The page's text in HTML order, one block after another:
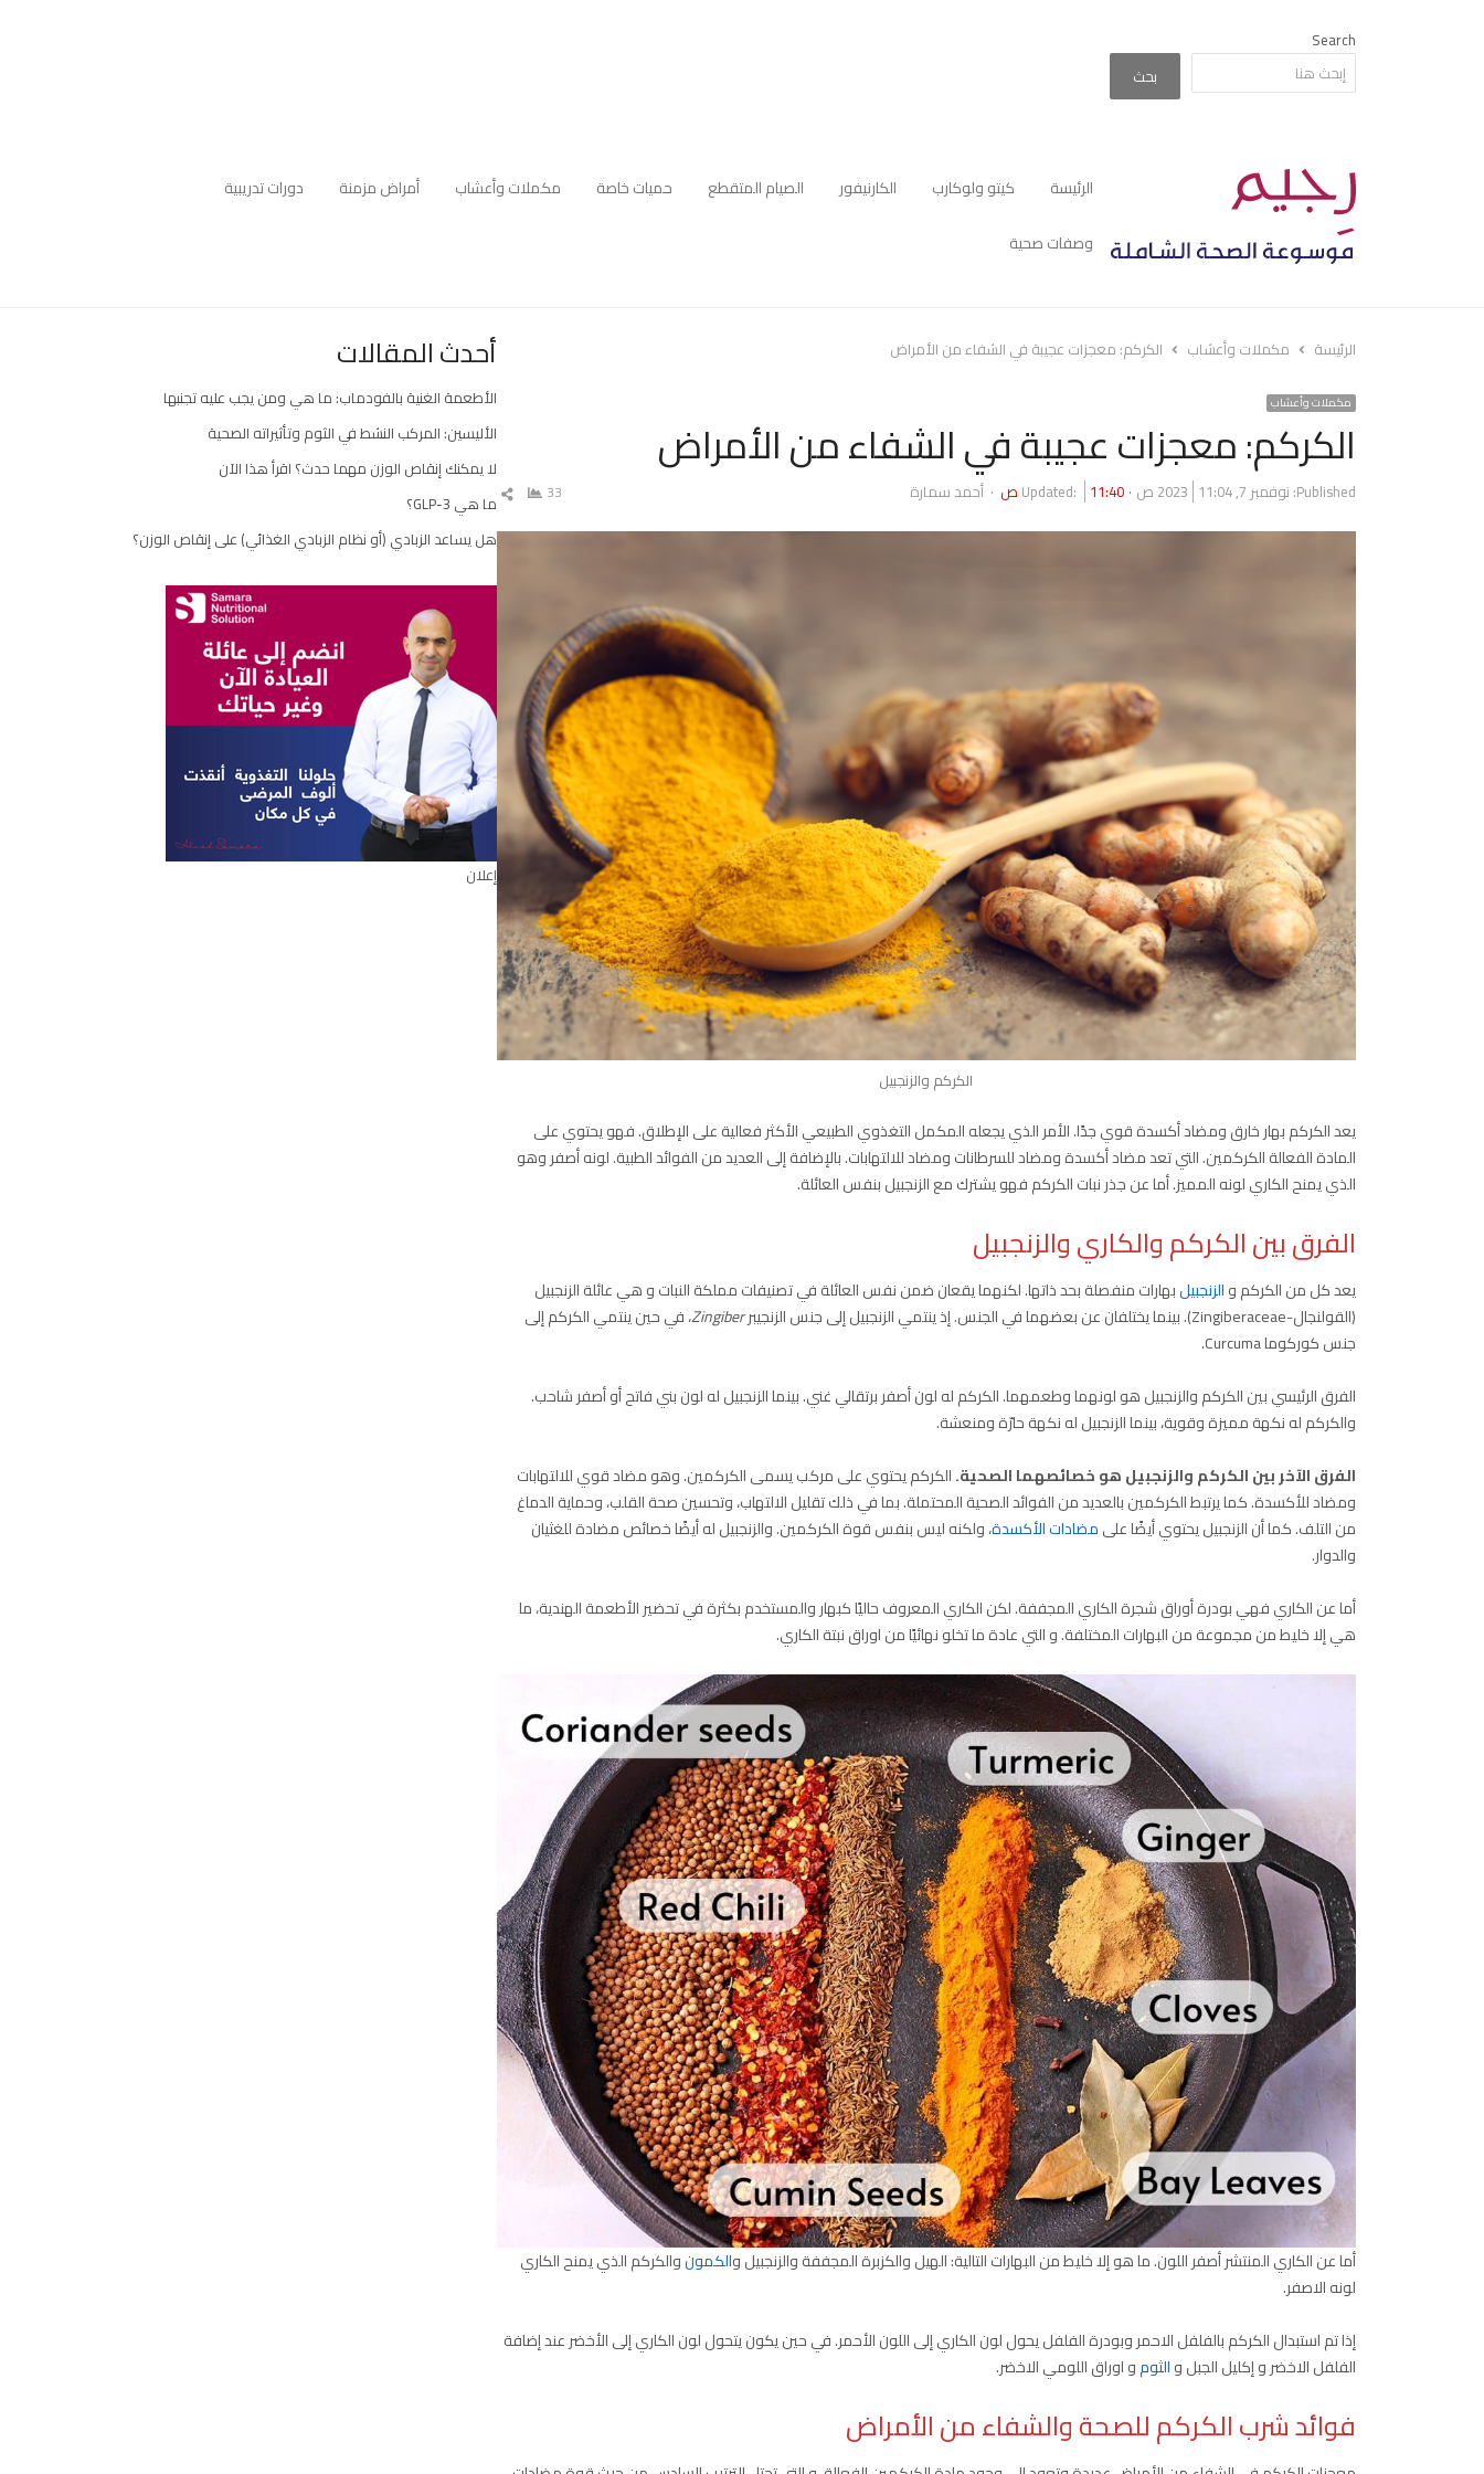
Search
بحث
الرئيسة كيتو ولوكارب الكارنيفور الصيام المتقطع حميات خاصة مكملات وأعشاب أمراض مزمنة
دورات تدريبية
وصفات صحية
الرئيسة مكملات وأعشاب الكركم: معجزات عجيبة في الشفاء من الأمراض
مكملات وأعشاب
الكركم: معجزات عجيبة في الشفاء من الأمراض
Published: نوفمبر 7, 2023 11:04 ص Updated: 11:40 ص Author
أحمد سمارة 33
شارك
المقال
الكركم والزنجبيل
يعد الكركم بهار خارق ومضاد أكسدة قوي جدًا. الأمر الذي يجعله المكمل التغذوي الطبيعي الأكثر فعالية على الإطلاق. فهو يحتوي على
المادة الفعالة الكركمين. التي تعد مضاد أكسدة ومضاد للسرطانات ومضاد للالتهابات. بالإضافة إلى العديد من الفوائد الطبية. لونه أصفر وهو
الذي يمنح الكاري لونه المميز. أما عن جذر نبات الكركم فهو يشترك مع الزنجبيل بنفس العائلة.
الفرق بين الكركم والكاري والزنجبيل
يعد كل من الكركم والزنجبيلبهارات منفصلة بحد ذاتها. لكنهما يقعان ضمن نفس العائلة في تصنيفات مملكة النبات و هي عائلة الزنجبيل
(القولنجال-Zingiberaceae). بينما يختلفان عن بعضهما في الجنس. إذ ينتمي الزنجبيل إلى جنس الزنجيبر
Zingiber، في حين ينتمي الكركم إلى
جنس كوركوما Curcuma.
الفرق الرئيسي بين الكركم والزنجبيل هو لونهما وطعمهما. الكركم له لون أصفر برتقالي غني. بينما الزنجبيل له لون بني فاتح أو أصفر شاحب.
والكركم له نكهة مميزة وقوية، بينما الزنجبيل له نكهة حارّة ومنعشة.
الفرق الآخر بين الكركم والزنجبيل هو خصائصهما الصحية.الكركم يحتوي على مركب يسمى الكركمين. وهو مضاد قوي للالتهابات
ومضاد للأكسدة. كما يرتبط الكركمين بالعديد من الفوائد الصحية المحتملة. بما في ذلك تقليل الالتهاب، وتحسين صحة القلب، وحماية الدماغ
من التلف. كما أن الزنجبيل يحتوي أيضًا علىمضادات الأكسدة، ولكنه ليس بنفس قوة الكركمين. والزنجبيل له أيضًا خصائص مضادة للغثيان
والدوار.
أما عن الكاري فهي بودرة أوراق شجرة الكاري المجففة. لكن الكاري المعروف حاليًا كبهار والمستخدم بكثرة في تحضير الأطعمة الهندية، ما
هي إلا خليط من مجموعة من البهارات المختلفة. و التي عادة ما تخلو نهائيًا من اوراق نبتة الكاري.
أما عن الكاري المنتشر أصفر اللون. ما هو إلا خليط من البهارات التالية: الهيل والكزبرة المجففة والزنجبيل والكمونوالكركم الذي يمنح الكاري
لونه الاصفر.
إذا تم استبدال الكركم بالفلفل الاحمر وبودرة الفلفل يحول لون الكاري إلى اللون الأحمر. في حين يكون يتحول لون الكاري إلى الأخضر عند إضافة
الفلفل الاخضر و إكليل الجبل والثومو اوراق اللومي الاخضر.
فوائد شرب الكركم للصحة والشفاء من الأمراض
أحدث المقالات
الأطعمة الغنية بالفودماب: ما هي ومن يجب عليه تجنبها
الأليسين: المركب النشط في الثوم وتأثيراته الصحية
لا يمكنك إنقاص الوزن مهما حدث؟ اقرأ هذا الآن
ما هي GLP-3؟
هل يساعد الزبادي (أو نظام الزبادي الغذائي) على إنقاص الوزن؟
إعلان